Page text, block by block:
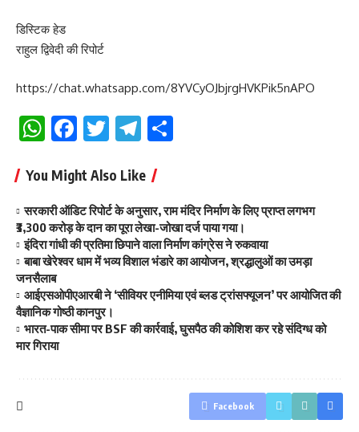
डिस्टिक हेड
राहुल द्विवेदी की रिपोर्ट
https://chat.whatsapp.com/8YVCyOJbjrgHVKPik5nAPO
WhatsApp
Facebook
TwitterTelegram
You Might Also Like
सरकारी ऑडिट रिपोर्ट के अनुसार, राम मंदिर निर्माण के लिए प्राप्त लगभग
₹3,300 करोड़ के दान का पूरा लेखा-जोखा दर्ज पाया गया।
इंदिरा गांधी की प्रतिमा छिपाने वाला निर्माण कांग्रेस ने रुकवाया
बाबा खेरेश्वर धाम में भव्य विशाल भंडारे का आयोजन, श्रद्धालुओं का उमड़ा
जनसैलाब
आईएसओपीएआरबी ने ‘सीवियर एनीमिया एवं ब्लड ट्रांसफ्यूजन’ पर आयोजित की
वैज्ञानिक गोष्ठी कानपुर।
भारत-पाक सीमा पर BSF की कार्रवाई, घुसपैठ की कोशिश कर रहे संदिग्ध को
मार गिराया
Facebook